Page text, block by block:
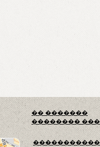
�� �������
��������